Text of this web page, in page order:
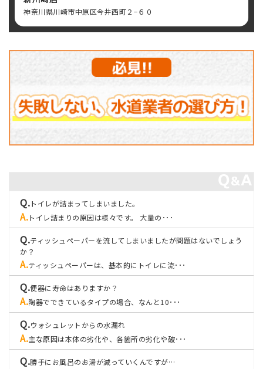
神奈川県川崎市中原区今井西町２−６０
トイレが詰まってしまいました。
トイレ詰まりの原因は様々です。 大量の･･･
ティッシュペーパーを流してしまいましたが問題はないでしょう
か？
ティッシュペーパーは、基本的にトイレに流･･･
便器に寿命はありますか？
陶器でできているタイプの場合、なんと10･･･
ウォシュレットからの水漏れ
主な原因は本体の劣化や、各箇所の劣化や破･･･
勝手にお風呂のお湯が減っていくんですが…